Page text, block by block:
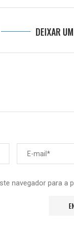
DEIXAR
navegador para a